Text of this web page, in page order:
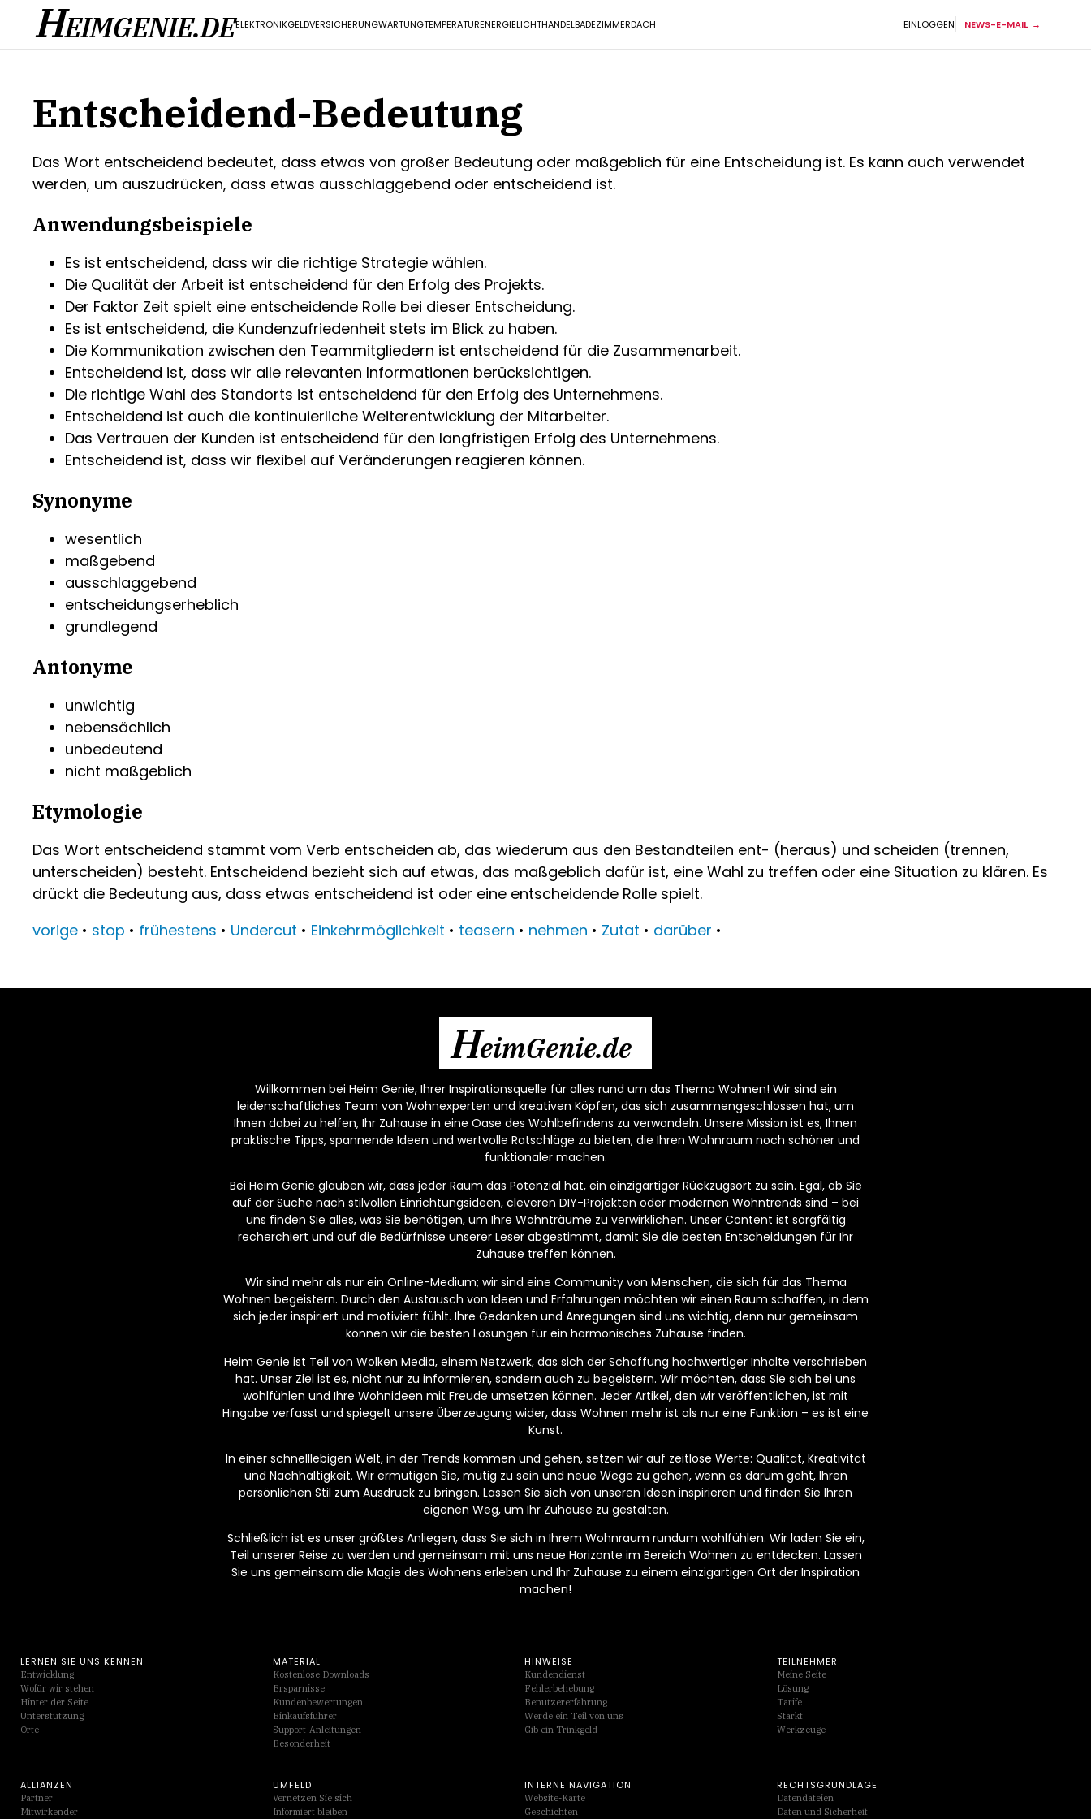
HEIMGENIE.DEELEKTRONIKGELDVERSICHERUNGWARTUNGTEMPERATURENERGIELICHTHANDELBADEZIMMERDACH EINLOGGEN NEWS-E-MAIL
Entscheidend-Bedeutung
Das Wort entscheidend bedeutet, dass etwas von großer Bedeutung oder maßgeblich für eine Entscheidung ist. Es kann auch verwendet
werden, um auszudrücken, dass etwas ausschlaggebend oder entscheidend ist.
Anwendungsbeispiele
Es ist entscheidend, dass wir die richtige Strategie wählen.
Die Qualität der Arbeit ist entscheidend für den Erfolg des Projekts.
Der Faktor Zeit spielt eine entscheidende Rolle bei dieser Entscheidung.
Es ist entscheidend, die Kundenzufriedenheit stets im Blick zu haben.
Die Kommunikation zwischen den Teammitgliedern ist entscheidend für die Zusammenarbeit.
Entscheidend ist, dass wir alle relevanten Informationen berücksichtigen.
Die richtige Wahl des Standorts ist entscheidend für den Erfolg des Unternehmens.
Entscheidend ist auch die kontinuierliche Weiterentwicklung der Mitarbeiter.
Das Vertrauen der Kunden ist entscheidend für den langfristigen Erfolg des Unternehmens.
Entscheidend ist, dass wir flexibel auf Veränderungen reagieren können.
Synonyme
wesentlich
maßgebend
ausschlaggebend
entscheidungserheblich
grundlegend
Antonyme
unwichtig
nebensächlich
unbedeutend
nicht maßgeblich
Etymologie
Das Wort entscheidend stammt vom Verb entscheiden ab, das wiederum aus den Bestandteilen ent- (heraus) und scheiden (trennen,
unterscheiden) besteht. Entscheidend bezieht sich auf etwas, das maßgeblich dafür ist, eine Wahl zu treffen oder eine Situation zu klären. Es
drückt die Bedeutung aus, dass etwas entscheidend ist oder eine entscheidende Rolle spielt.
vorige • stop • frühestens • Undercut • Einkehrmöglichkeit • teasern • nehmen • Zutat • darüber •
HeimGenie.de
Willkommen bei Heim Genie, Ihrer Inspirationsquelle für alles rund um das Thema Wohnen! Wir sind ein
leidenschaftliches Team von Wohnexperten und kreativen Köpfen, das sich zusammengeschlossen hat, um
Ihnen dabei zu helfen, Ihr Zuhause in eine Oase des Wohlbefindens zu verwandeln. Unsere Mission ist es, Ihnen
praktische Tipps, spannende Ideen und wertvolle Ratschläge zu bieten, die Ihren Wohnraum noch schöner und
funktionaler machen.
Bei Heim Genie glauben wir, dass jeder Raum das Potenzial hat, ein einzigartiger Rückzugsort zu sein. Egal, ob Sie
auf der Suche nach stilvollen Einrichtungsideen, cleveren DIY-Projekten oder modernen Wohntrends sind – bei
uns finden Sie alles, was Sie benötigen, um Ihre Wohnträume zu verwirklichen. Unser Content ist sorgfältig
recherchiert und auf die Bedürfnisse unserer Leser abgestimmt, damit Sie die besten Entscheidungen für Ihr
Zuhause treffen können.
Wir sind mehr als nur ein Online-Medium; wir sind eine Community von Menschen, die sich für das Thema
Wohnen begeistern. Durch den Austausch von Ideen und Erfahrungen möchten wir einen Raum schaffen, in dem
sich jeder inspiriert und motiviert fühlt. Ihre Gedanken und Anregungen sind uns wichtig, denn nur gemeinsam
können wir die besten Lösungen für ein harmonisches Zuhause finden.
Heim Genie ist Teil von Wolken Media, einem Netzwerk, das sich der Schaffung hochwertiger Inhalte verschrieben
hat. Unser Ziel ist es, nicht nur zu informieren, sondern auch zu begeistern. Wir möchten, dass Sie sich bei uns
wohlfühlen und Ihre Wohnideen mit Freude umsetzen können. Jeder Artikel, den wir veröffentlichen, ist mit
Hingabe verfasst und spiegelt unsere Überzeugung wider, dass Wohnen mehr ist als nur eine Funktion – es ist eine
Kunst.
In einer schnelllebigen Welt, in der Trends kommen und gehen, setzen wir auf zeitlose Werte: Qualität, Kreativität
und Nachhaltigkeit. Wir ermutigen Sie, mutig zu sein und neue Wege zu gehen, wenn es darum geht, Ihren
persönlichen Stil zum Ausdruck zu bringen. Lassen Sie sich von unseren Ideen inspirieren und finden Sie Ihren
eigenen Weg, um Ihr Zuhause zu gestalten.
Schließlich ist es unser größtes Anliegen, dass Sie sich in Ihrem Wohnraum rundum wohlfühlen. Wir laden Sie ein,
Teil unserer Reise zu werden und gemeinsam mit uns neue Horizonte im Bereich Wohnen zu entdecken. Lassen
Sie uns gemeinsam die Magie des Wohnens erleben und Ihr Zuhause zu einem einzigartigen Ort der Inspiration
machen!
LERNEN SIE UNS KENNEN
Entwicklung
Wofür wir stehen
Hinter der Seite
Unterstützung
Orte
MATERIAL
Kostenlose Downloads
Ersparnisse
Kundenbewertungen
Einkaufsführer
Support-Anleitungen
Besonderheit
HINWEISE
Kundendienst
Fehlerbehebung
Benutzererfahrung
Werde ein Teil von uns
Gib ein Trinkgeld
TEILNEHMER
Meine Seite
Lösung
Tarife
Stärkt
Werkzeuge
ALLIANZEN
Partner
Mitwirkender
UMFELD
Vernetzen Sie sich
Informiert bleiben
INTERNE NAVIGATION
Website-Karte
Geschichten
RECHTSGRUNDLAGE
Datendateien
Daten und Sicherheit